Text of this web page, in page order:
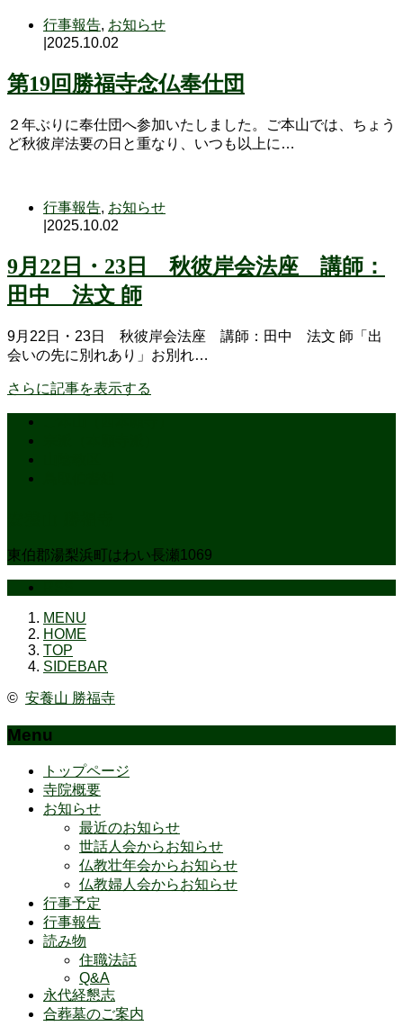
行事報告, お知らせ
2025.10.02
第19回勝福寺念仏奉仕団
２年ぶりに奉仕団へ参加いたしました。ご本山では、ちょう
ど秋彼岸法要の日と重なり、いつも以上に…
行事報告, お知らせ
2025.10.02
9月22日・23日 秋彼岸会法座 講師：
田中 法文 師
9月22日・23日 秋彼岸会法座 講師：田中 法文 師「出
会いの先に別れあり」お別れ…
さらに記事を表示する
東伯郡湯梨浜町はわい長瀬1069
MENU
HOME
TOP
SIDEBAR
© 安養山 勝福寺
Menu
トップページ
寺院概要
お知らせ
最近のお知らせ
世話人会からお知らせ
仏教壮年会からお知らせ
仏教婦人会からお知らせ
行事予定
行事報告
読み物
住職法話
Q&A
永代経懇志
合葬墓のご案内